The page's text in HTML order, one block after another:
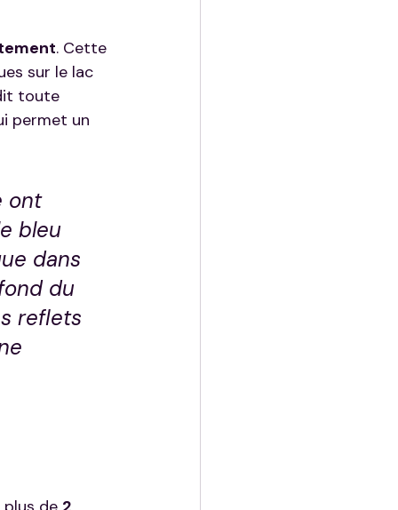
. Cette
sur le lac
toute
permet un
ont
bleu
dans
du
reflets